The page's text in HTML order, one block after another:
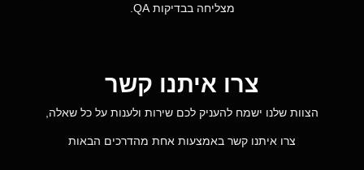
מצליחה בבדיקות QA.
צרו איתנו קשר
הצוות שלנו ישמח להעניק לכם שירות ולענות על כל שאלה,
צרו איתנו קשר באמצעות אחת מהדרכים הבאות